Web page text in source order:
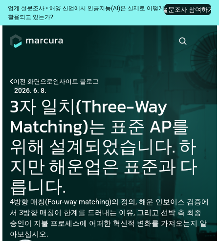
업계 설문조사 • 해양 산업에서 인공지능(AI)은 실제로 어떻게
활용되고 있는가?
설문조사 참여하기
이전 화면으로인사이트 블로그
2026. 6. 8.
3자 일치(Three-Way
Matching)는 표준 AP를
위해 설계되었습니다. 하
지만 해운업은 표준과 다
릅니다.
4방향 매칭(Four-way matching)의 정의, 해운 인보이스 검증에
서 3방향 매칭이 한계를 드러내는 이유, 그리고 선박 측 최종
승인이 지불 프로세스에 어떠한 혁신적 변화를 가져오는지 알
아보십시오.